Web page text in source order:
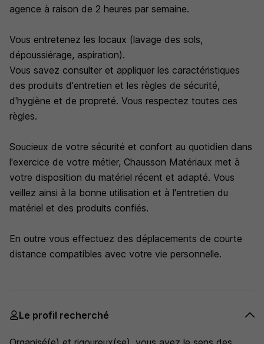
agence à raison de 2 heures par semaine.
Vous entretenez les locaux (lavage des sols,
dépoussiérage, aspiration).
Vous savez consulter et appliquer les caractéristiques
des produits d'entretien et les règles de sécurité,
d'hygiène et de propreté. Vous respectez toutes ces
règles.
Soucieux de votre sécurité et confort au quotidien dans
l'exercice de votre métier, Chausson Matériaux met à
votre disposition du matériel récent et adapté. Vous
veillez ainsi à la bonne utilisation et à l'entretien du
matériel et des produits confiés.
En outre vous effectuez des déplacements de courte
distance compatibles avec votre vie personnelle.
Le profil recherché